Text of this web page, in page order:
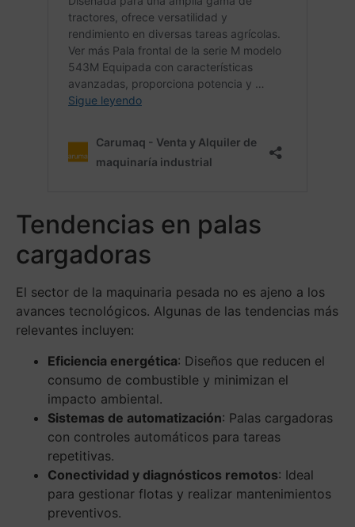
Tendencias en palas
cargadoras
El sector de la maquinaria pesada no es ajeno a los
avances tecnológicos. Algunas de las tendencias más
relevantes incluyen:
Eficiencia energética: Diseños que reducen el
consumo de combustible y minimizan el
impacto ambiental.
Sistemas de automatización: Palas cargadoras
con controles automáticos para tareas
repetitivas.
Conectividad y diagnósticos remotos: Ideal
para gestionar flotas y realizar mantenimientos
preventivos.